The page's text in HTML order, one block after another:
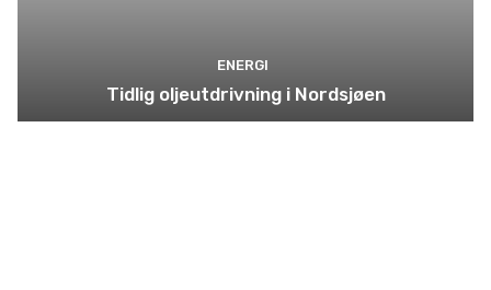
ENERGI
Tidlig oljeutdrivning i Nordsjøen